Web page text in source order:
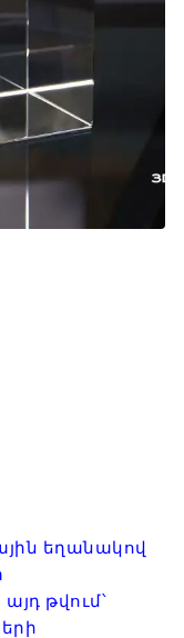
եղանակով
թվում՝